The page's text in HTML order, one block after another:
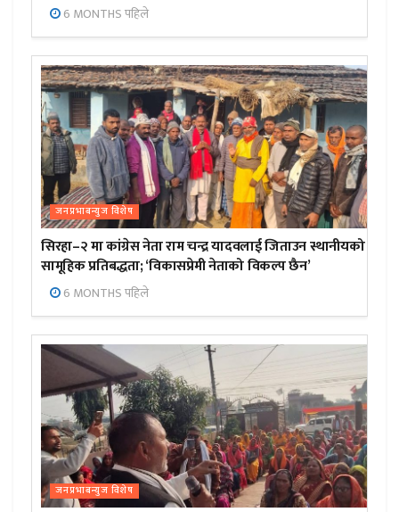
6 MONTHS पहिले
जनप्रभाबन्युज विशेष
सिरहा–२ मा कांग्रेस नेता राम चन्द्र यादवलाई जिताउन स्थानीयको
सामूहिक प्रतिबद्धता; ‘विकासप्रेमी नेताको विकल्प छैन’
6 MONTHS पहिले
जनप्रभाबन्युज विशेष